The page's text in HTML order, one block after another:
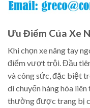
Ưu Điểm Của Xe
Khi chọn xe nâng tay
điểm vượt trội. Đầu
và công sức, đặc biệt
di chuyển hàng hóa
thường được trang bị